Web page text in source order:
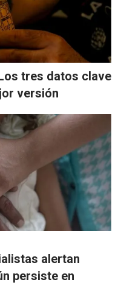
tres datos clave
versión
alertan
persiste en